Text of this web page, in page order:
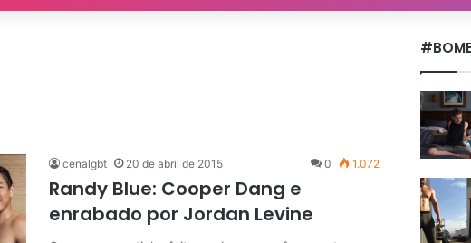
cenalgbt 20 de abril de 2015 0 1.072
Randy Blue: Cooper Dang e
enrabado por Jordan Levine